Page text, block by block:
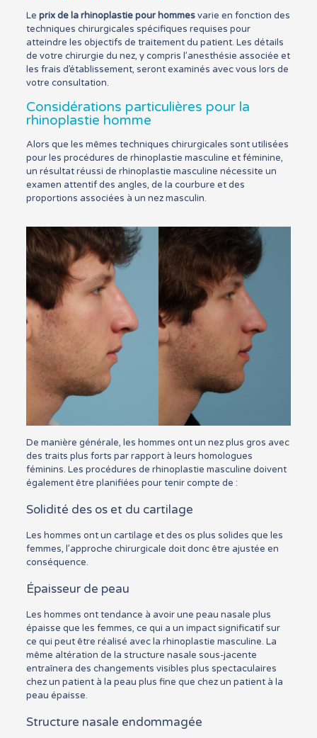
Le prix de la rhinoplastie pour hommesvarie en fonction des
techniques chirurgicales spécifiques requises pour
atteindre les objectifs de traitement du patient. Les détails
de votre chirurgie du nez, y compris l’anesthésie associée et
les frais d’établissement, seront examinés avec vous lors de
votre consultation.
Considérations particulières pour la
rhinoplastie homme
Alors que les mêmes techniques chirurgicales sont utilisées
pour les procédures de rhinoplastie masculine et féminine,
un résultat réussi de rhinoplastie masculine nécessite un
examen attentif des angles, de la courbure et des
proportions associées à un nez masculin.
De manière générale, les hommes ont un nez plus gros avec
des traits plus forts par rapport à leurs homologues
féminins. Les procédures de rhinoplastie masculine doivent
également être planifiées pour tenir compte de :
Solidité des os et du cartilage
Les hommes ont un cartilage et des os plus solides que les
femmes, l’approche chirurgicale doit donc être ajustée en
conséquence.
Épaisseur de peau
Les hommes ont tendance à avoir une peau nasale plus
épaisse que les femmes, ce qui a un impact significatif sur
ce qui peut être réalisé avec la rhinoplastie masculine. La
même altération de la structure nasale sous-jacente
entraînera des changements visibles plus spectaculaires
chez un patient à la peau plus fine que chez un patient à la
peau épaisse.
Structure nasale endommagée